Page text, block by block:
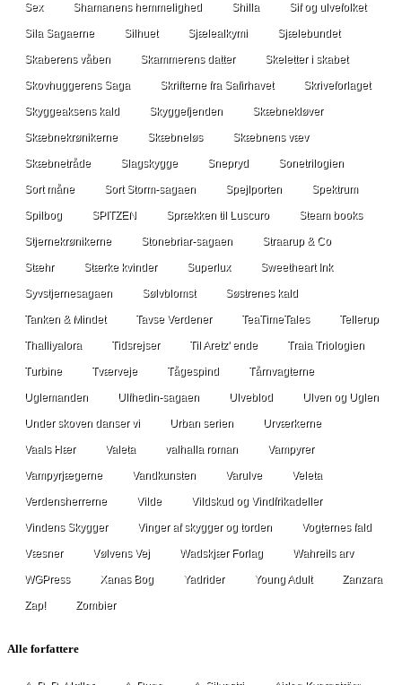
Sex Shamanens hemmelighed Shilla Sif og ulvefolket
Sila Sagaerne Silhuet Sjælealkymi Sjælebundet
Skaberens våben Skammerens datter Skeletter i skabet
Skovhuggerens Saga Skrifterne fra Safirhavet Skriveforlaget
Skyggeaksens kald Skyggefjenden Skæbnekløver
Skæbnekrønikerne Skæbneløs Skæbnens væv
Skæbnetråde Slagskygge Snepryd Sonetrilogien
Sort måne Sort Storm-sagaen Spejlporten Spektrum
Spilbog SPITZEN Sprækken til Luscuro Steam books
Stjernekrønikerne Stonebriar-sagaen Straarup & Co
Stæhr Stærke kvinder Superlux Sweetheart Ink
Syvstjernesagaen Sølvblomst Søstrenes kald
Tanken & Mindet Tavse Verdener TeaTimeTales Tellerup
Thalliyalora Tidsrejser Til Aretz' ende Traia Triologien
Turbine Tværveje Tågespind Tårnvagterne
Uglemanden Ulfhedin-sagaen Ulveblod Ulven og Uglen
Under skoven danser vi Urban serien Urværkerne
Vaals Hær Valeta valhalla roman Vampyrer
Vampyrjægerne Vandkunsten Varulve Veleta
Verdensherrerne Vilde Vildskud og Vindfrikadeller
Vindens Skygger Vinger af skygger og torden Vogternes fald
Væsner Vølvens Vej Wadskjær Forlag Wahreils arv
WGPress Xanas Bog Yadrider Young Adult Zanzara
Zap! Zombier
Alle forfattere